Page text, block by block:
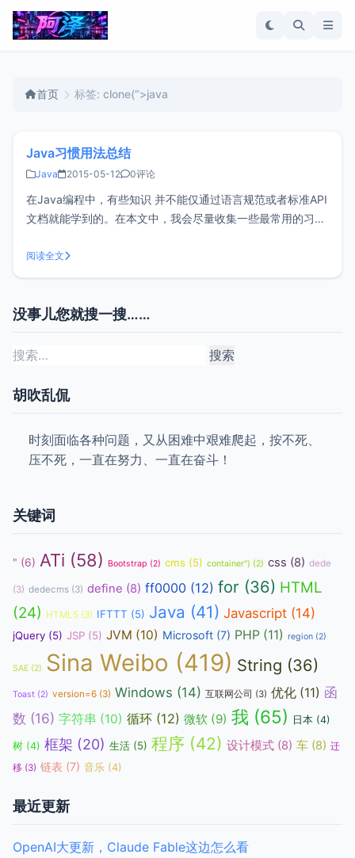
首页 标签: clone(“>java
Java习惯用法总结
Java 2015-05-12 0评论
在Java编程中，有些知识 并不能仅通过语言规范或者标准API
文档就能学到的。在本文中，我会尽量收集一些最常用的习惯
《Effective Java》对这个话题给出了更详尽的论述，可以从
这本书里学习更多的用法。）我把本文的所有代码都放在公共
阅读全文
没事儿您就搜一搜……
搜
胡吹乱侃
时刻面临各种问题，又从困难中艰难爬起，按不死、
压不死，一直在努力、一直在奋斗！
关键词
" (6) ATi (58) Bootstrap (2) cms (5) container") (2) css (8) dede
(3) dedecms (3) define (8) ff0000 (12) for (36) HTML
(24) HTML5 (3) IFTTT (5) Java (41) Javascript (14)
jQuery (5) JSP (5) JVM (10) Microsoft (7) PHP (11) region (2)
SAE (2) Sina Weibo (419) String (36)
Toast (2) version=6 (3) Windows (14) 互联网公司 (3) 优化 (11) 函
数 (16) 字符串 (10) 循环 (12) 微软 (9) 我 (65) 日本 (4)
树 (4) 框架 (20) 生活 (5) 程序 (42) 设计模式 (8) 车 (8) 迁
移 (3) 链表 (7) 音乐 (4)
最近更新
OpenAI大更新，Claude Fable这边怎么看